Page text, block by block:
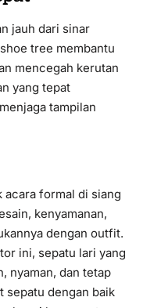
jauh dari sinar
tree membantu
mencegah kerutan
yang tepat
tampilan
formal di siang
kenyamanan,
dengan outfit.
ini, sepatu lari yang
nyaman, dan tetap
sepatu dengan baik